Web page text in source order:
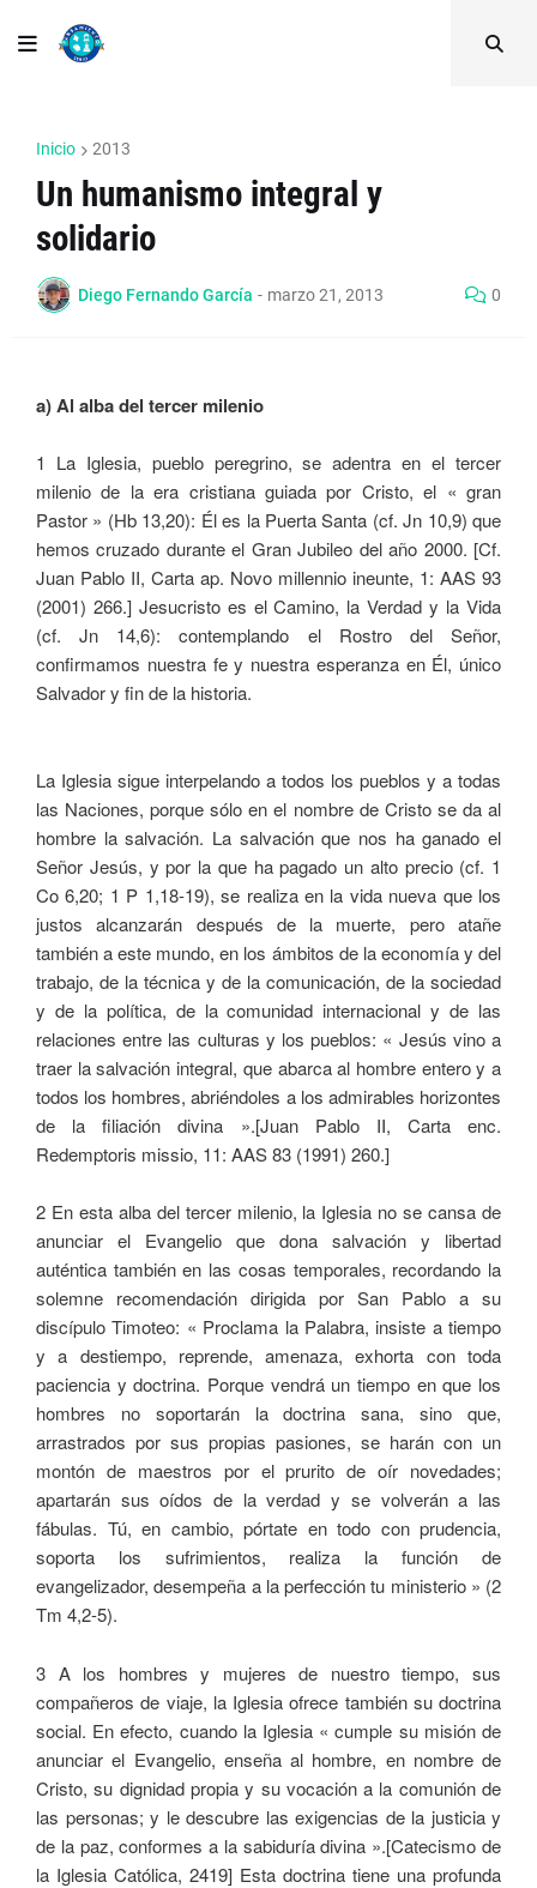
Inicio 2013
Un humanismo integral y
solidario
Diego Fernando García - marzo 21, 2013 0
a) Al alba del tercer milenio
1 La Iglesia, pueblo peregrino, se adentra en el tercer
milenio de la era cristiana guiada por Cristo, el « gran
Pastor » (Hb 13,20): Él es la Puerta Santa (cf. Jn 10,9) que
hemos cruzado durante el Gran Jubileo del año 2000. [Cf.
Juan Pablo II, Carta ap. Novo millennio ineunte, 1: AAS 93
(2001) 266.] Jesucristo es el Camino, la Verdad y la Vida
(cf. Jn 14,6): contemplando el Rostro del Señor,
confirmamos nuestra fe y nuestra esperanza en Él, único
Salvador y fin de la historia.
La Iglesia sigue interpelando a todos los pueblos y a todas
las Naciones, porque sólo en el nombre de Cristo se da al
hombre la salvación. La salvación que nos ha ganado el
Señor Jesús, y por la que ha pagado un alto precio (cf. 1
Co 6,20; 1 P 1,18-19), se realiza en la vida nueva que los
justos alcanzarán después de la muerte, pero atañe
también a este mundo, en los ámbitos de la economía y del
trabajo, de la técnica y de la comunicación, de la sociedad
y de la política, de la comunidad internacional y de las
relaciones entre las culturas y los pueblos: « Jesús vino a
traer la salvación integral, que abarca al hombre entero y a
todos los hombres, abriéndoles a los admirables horizontes
de la filiación divina ».[Juan Pablo II, Carta enc.
Redemptoris missio, 11: AAS 83 (1991) 260.]
2 En esta alba del tercer milenio, la Iglesia no se cansa de
anunciar el Evangelio que dona salvación y libertad
auténtica también en las cosas temporales, recordando la
solemne recomendación dirigida por San Pablo a su
discípulo Timoteo: « Proclama la Palabra, insiste a tiempo
y a destiempo, reprende, amenaza, exhorta con toda
paciencia y doctrina. Porque vendrá un tiempo en que los
hombres no soportarán la doctrina sana, sino que,
arrastrados por sus propias pasiones, se harán con un
montón de maestros por el prurito de oír novedades;
apartarán sus oídos de la verdad y se volverán a las
fábulas. Tú, en cambio, pórtate en todo con prudencia,
soporta los sufrimientos, realiza la función de
evangelizador, desempeña a la perfección tu ministerio » (2
Tm 4,2-5).
3 A los hombres y mujeres de nuestro tiempo, sus
compañeros de viaje, la Iglesia ofrece también su doctrina
social. En efecto, cuando la Iglesia « cumple su misión de
anunciar el Evangelio, enseña al hombre, en nombre de
Cristo, su dignidad propia y su vocación a la comunión de
las personas; y le descubre las exigencias de la justicia y
de la paz, conformes a la sabiduría divina ».[Catecismo de
la Iglesia Católica, 2419] Esta doctrina tiene una profunda